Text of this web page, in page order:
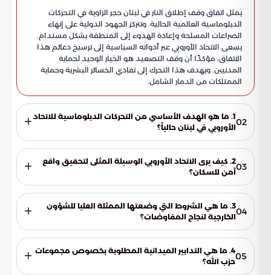
يمثل اتفاق وقف إطلاق النار في لبنان حجر الزاوية في التحركات
الدبلوماسية العالمية الحالية. وتتركز الجهود الدولية على إنهاء
الصراعات المسلحة وإعادة الهدوء إلى المنطقة بشكل مستدام.
يسعى الاتحاد الأوروبي عبر أدواته السياسية إلى ترسيخ دعائم هذا
الاتفاق، مؤكدًا أن وقف التصعيد هو الخيار الوحيد لحماية
المدنيين. ويهدف هذا التحرك إلى تفادي الخسائر البشرية وحماية
الممتلكات من الدمار الشامل.
02 1. ما هو الهدف الأساسي من التحركات الدبلوماسية للاتحاد
الأوروبي في لبنان حالياً؟
يهدف الاتحاد الأوروبي إلى ترسيخ دعائم اتفاق وقف إطلاق النار
وإنهاء الصراعات المسلحة. ويسعى من خلال ذلك إلى حماية
المدنيين ومنع تدمير الممتلكات والبنية التحتية اللبنانية.03 2. كيف يرى الاتحاد الأوروبي الوسيلة المثلى لتحقيق واقع
آمن للسكان؟
تنطلق الرؤية الأوروبية من أن المسارات الدبلوماسية هي الوسيلة
الوحيدة والفضلى لإيجاد واقع مستقر. ويرى أن الالتزام الدولي
الحازم يمنع تجدد المواجهات ويمهد الطريق لإعادة الإعمار.04 3. ما هي الشروط التي وضعتها الممثلة العليا للشؤون
الخارجية لنجاح المفاوضات؟
أوضحت الممثلة العليا أن النجاح يعتمد على استشعار الأطراف
المتنازعة لمسؤولياتها السياسية. كما شددت على ضرورة الالتزام
ببنود التهدئة دون وضع شروط مسبقة لضمان استمرارية السلام.05 4. ما هي التدابير الميدانية المطلوبة بخصوص مجموعات
حزب الله؟